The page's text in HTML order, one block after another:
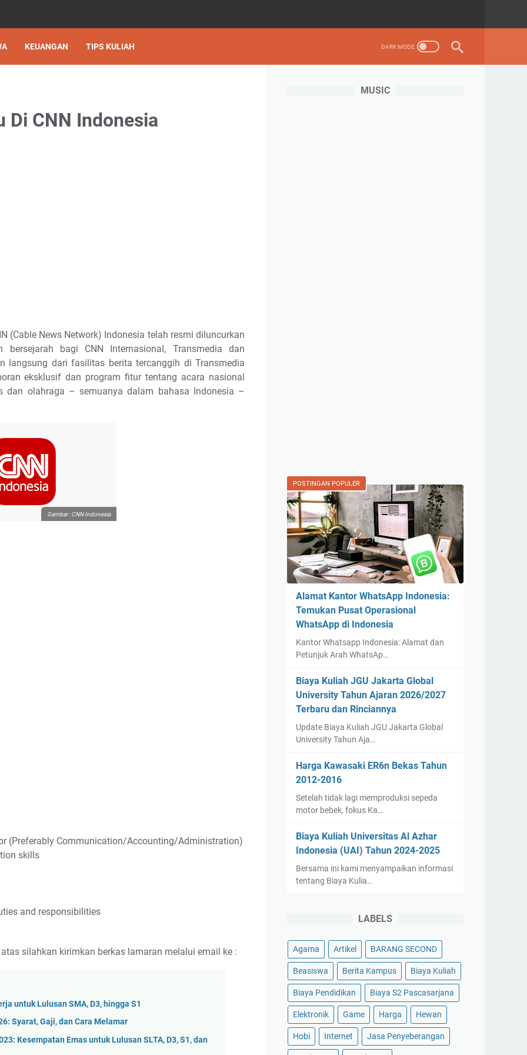
KEUANGAN TIPS KULIAH
Di CNN Indonesia
(Cable News Network) Indonesia telah resmi diluncurkan
bagi CNN Internasional, Transmedia dan
langsung dari fasilitas berita tercanggih di Transmedia
eksklusif dan program fitur tentang acara nasional
dan olahraga – semuanya dalam bahasa Indonesia –
Gambar : CNN Indonesia
(Preferably Communication/Accounting/Administration)
skills
and responsibilities
silahkan kirimkan berkas lamaran melalui email ke :
untuk Lulusan SMA, D3, hingga S1
Syarat, Gaji, dan Cara Melamar
Kesempatan Emas untuk Lulusan SLTA, D3, S1, dan
MUSIC
POSTINGAN POPULER
Alamat Kantor WhatsApp Indonesia:
Temukan Pusat Operasional
WhatsApp di Indonesia
Kantor Whatsapp Indonesia: Alamat dan
Petunjuk Arah WhatsAp…
Biaya Kuliah JGU Jakarta Global
University Tahun Ajaran 2026/2027
Terbaru dan Rinciannya
Update Biaya Kuliah JGU Jakarta Global
University Tahun Aja…
Harga Kawasaki ER6n Bekas Tahun
2012-2016
Setelah tidak lagi memproduksi sepeda
motor bebek, fokus Ka…
Biaya Kuliah Universitas Al Azhar
Indonesia (UAI) Tahun 2024-2025
Bersama ini kami menyampaikan informasi
tentang Biaya Kulia…
LABELS
Agama Artikel BARANG SECOND
Beasiswa Berita Kampus Biaya Kuliah
Biaya Pendidikan Biaya S2 Pascasarjana
Elektronik Game Harga Hewan
Hobi Internet Jasa Penyeberangan